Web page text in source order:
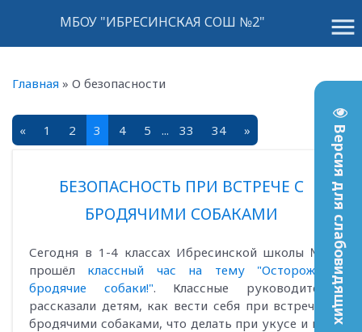
Версия для слабовидящих
menu
МБОУ "ИБРЕСИНСКАЯ СОШ №2"
Главная » О безопасности
« 1 2 3 4 5 ... 33 34 »
БЕЗОПАСНОСТЬ ПРИ ВСТРЕЧЕ С
БРОДЯЧИМИ СОБАКАМИ
Сегодня в 1-4 классах Ибресинской школы №2
прошёл классный час на тему "Осторожно,
бродячие собаки!". Классные руководители
рассказали детям, как вести себя при встрече с
бродячими собаками, что делать при укусе и как